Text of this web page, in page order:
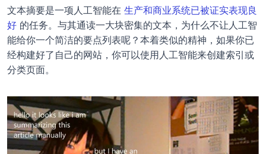
文本摘要是一项人工智能在 生产和商业系统已被证实表现良
好 的任务。与其通读一大块密集的文本，为什么不让人工智
能给你一个简洁的要点列表呢？本着类似的精神，如果你已
经构建好了自己的网站，你可以使用人工智能来创建索引或
分类页面。